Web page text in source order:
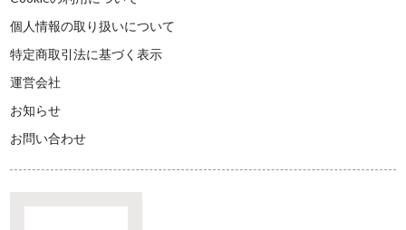
個人情報の取り扱いについて
特定商取引法に基づく表示
運営会社
お知らせ
お問い合わせ